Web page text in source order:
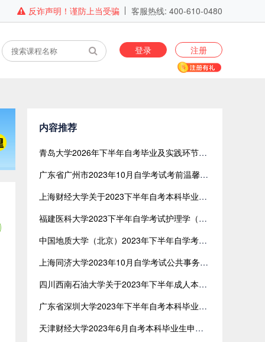
客服热线: 400-610-0480
反诈声明！谨防上当受骗
登录 注册
内容推荐
青岛大学2026年下半年自考毕业及实践环节考核缴费时间 2026年6月30日至2026年7月6日
广东省广州市2023年10月自学考试考前温馨提示
上海财经大学关于2023下半年自考本科毕业生论文预答辩题目查询的通知
福建医科大学2023下半年自学考试护理学（本科） 论文指导及考核的通知
中国地质大学（北京）2023年下半年自学考试非笔试课程考试说明
​上海同济大学2023年10月自学考试公共事务办理公告
四川西南石油大学关于2023年下半年成人本科毕业生学士学位英语考试结果查询的通知
广东省深圳大学2023年下半年自考本科毕业生申请学士学位的通知
天津财经大学2023年6月自考本科毕业生申请学士学位的通知